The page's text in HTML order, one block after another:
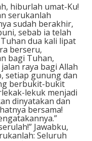
hiburlah umat-Ku!
serukanlah
sudah berakhir,
sebab ia telah
dua kali lipat
berseru,
bagi Tuhan,
raya bagi Allah
setiap gunung dan
berbukit-bukit
lekuk menjadi
dinyatakan dan
bersama!
Jawabku,
Seluruh